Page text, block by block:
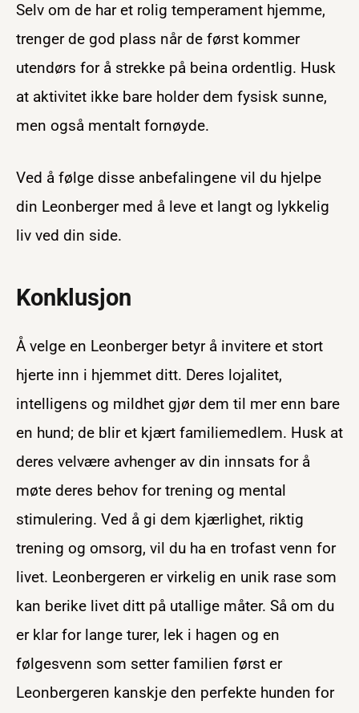
Selv om de har et rolig temperament hjemme,
trenger de god plass når de først kommer
utendørs for å strekke på beina ordentlig. Husk
at aktivitet ikke bare holder dem fysisk sunne,
men også mentalt fornøyde.
Ved å følge disse anbefalingene vil du hjelpe
din Leonberger med å leve et langt og lykkelig
liv ved din side.
Konklusjon
Å velge en Leonberger betyr å invitere et stort
hjerte inn i hjemmet ditt. Deres lojalitet,
intelligens og mildhet gjør dem til mer enn bare
en hund; de blir et kjært familiemedlem. Husk at
deres velvære avhenger av din innsats for å
møte deres behov for trening og mental
stimulering. Ved å gi dem kjærlighet, riktig
trening og omsorg, vil du ha en trofast venn for
livet. Leonbergeren er virkelig en unik rase som
kan berike livet ditt på utallige måter. Så om du
er klar for lange turer, lek i hagen og en
følgesvenn som setter familien først er
Leonbergeren kanskje den perfekte hunden for